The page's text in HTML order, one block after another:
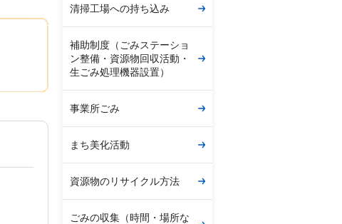
清掃工場への持ち込み
補助制度（ごみステーショ
ン整備・資源物回収活動・
生ごみ処理機器設置）
事業所ごみ
まち美化活動
資源物のリサイクル方法
ごみの収集（時間・場所な